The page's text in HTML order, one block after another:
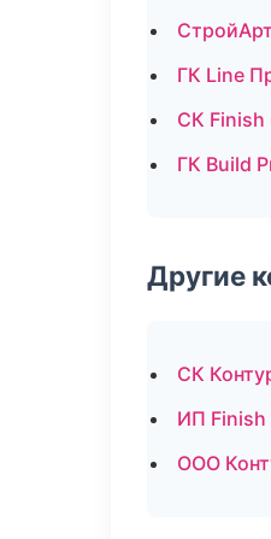
ГК Line
СК
ГК Build
Другие
СК
ИП Finish
ООО